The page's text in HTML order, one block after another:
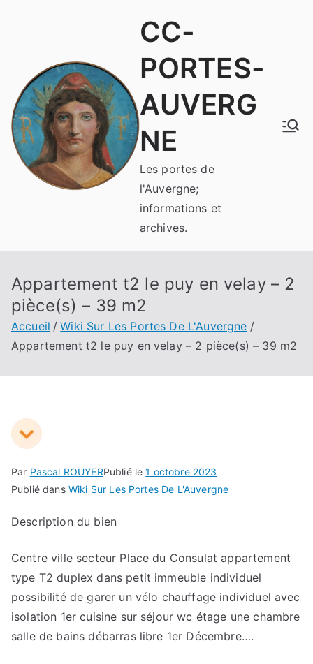
CC-
PORTES-
AUVERG
NE
Les portes de
l'Auvergne;
informations et
archives.
Appartement t2 le puy en velay – 2
pièce(s) – 39 m2
Accueil
Wiki Sur Les Portes De L'Auvergne
Appartement t2 le puy en velay – 2 pièce(s) – 39 m2
Par Pascal ROUYERPublié le1 octobre 2023
Publié dans Wiki Sur Les Portes De L'Auvergne
Description du bien
Centre ville secteur Place du Consulat appartement
type T2 duplex dans petit immeuble individuel
possibilité de garer un vélo chauffage individuel avec
isolation 1er cuisine sur séjour wc étage une chambre
salle de bains débarras libre 1er Décembre….